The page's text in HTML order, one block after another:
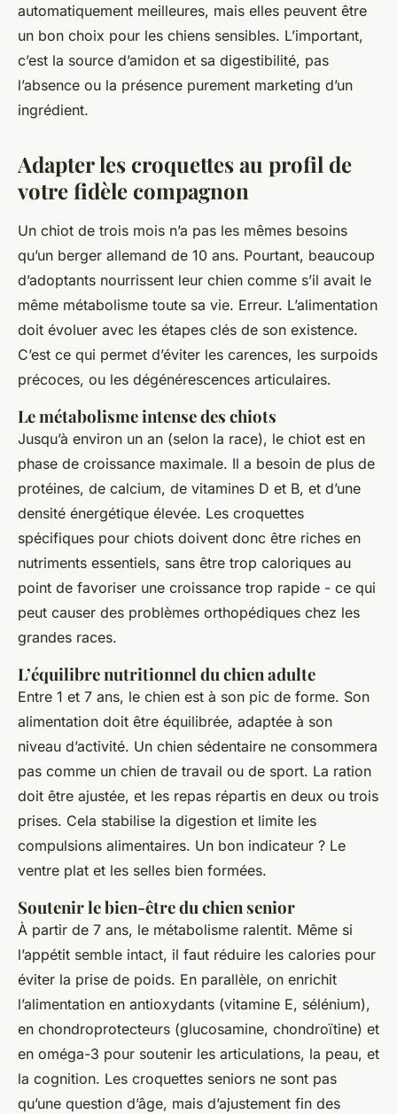
automatiquement meilleures, mais elles peuvent être
un bon choix pour les chiens sensibles. L’important,
c’est la source d’amidon et sa digestibilité, pas
l’absence ou la présence purement marketing d’un
ingrédient.
Adapter les croquettes au profil de
votre fidèle compagnon
Un chiot de trois mois n’a pas les mêmes besoins
qu’un berger allemand de 10 ans. Pourtant, beaucoup
d’adoptants nourrissent leur chien comme s’il avait le
même métabolisme toute sa vie. Erreur. L’alimentation
doit évoluer avec les étapes clés de son existence.
C’est ce qui permet d’éviter les carences, les surpoids
précoces, ou les dégénérescences articulaires.
Le métabolisme intense des chiots
Jusqu’à environ un an (selon la race), le chiot est en
phase de croissance maximale. Il a besoin de plus de
protéines, de calcium, de vitamines D et B, et d’une
densité énergétique élevée. Les croquettes
spécifiques pour chiots doivent donc être riches en
nutriments essentiels, sans être trop caloriques au
point de favoriser une croissance trop rapide - ce qui
peut causer des problèmes orthopédiques chez les
grandes races.
L’équilibre nutritionnel du chien adulte
Entre 1 et 7 ans, le chien est à son pic de forme. Son
alimentation doit être équilibrée, adaptée à son
niveau d’activité. Un chien sédentaire ne consommera
pas comme un chien de travail ou de sport. La ration
doit être ajustée, et les repas répartis en deux ou trois
prises. Cela stabilise la digestion et limite les
compulsions alimentaires. Un bon indicateur ? Le
ventre plat et les selles bien formées.
Soutenir le bien-être du chien senior
À partir de 7 ans, le métabolisme ralentit. Même si
l’appétit semble intact, il faut réduire les calories pour
éviter la prise de poids. En parallèle, on enrichit
l’alimentation en antioxydants (vitamine E, sélénium),
en chondroprotecteurs (glucosamine, chondroïtine) et
en oméga-3 pour soutenir les articulations, la peau, et
la cognition. Les croquettes seniors ne sont pas
qu’une question d’âge, mais d’ajustement fin des